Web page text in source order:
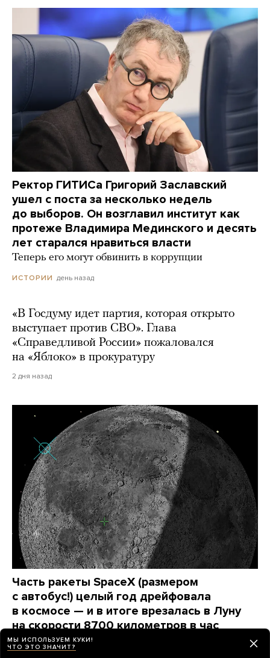
Ректор ГИТИСа Григорий Заславский
ушел с поста за несколько недель
до выборов. Он возглавил институт как
протеже Владимира Мединского и десять
лет старался нравиться власти
Теперь его могут обвинить в коррупции
ИСТОРИИ день назад
«В Госдуму идет партия, которая открыто
выступает против СВО». Глава
«Справедливой России» пожаловался
на «Яблоко» в прокуратуру
2 дня назад
Часть ракеты SpaceX (размером
с автобус!) целый год дрейфовала
в космосе — и в итоге врезалась в Луну
на скорости 8700 километров в час
Не опасно ли это для Земли?
МЫ ИСПОЛЬЗУЕМ КУКИ!
ЧТО ЭТО ЗНАЧИТ?